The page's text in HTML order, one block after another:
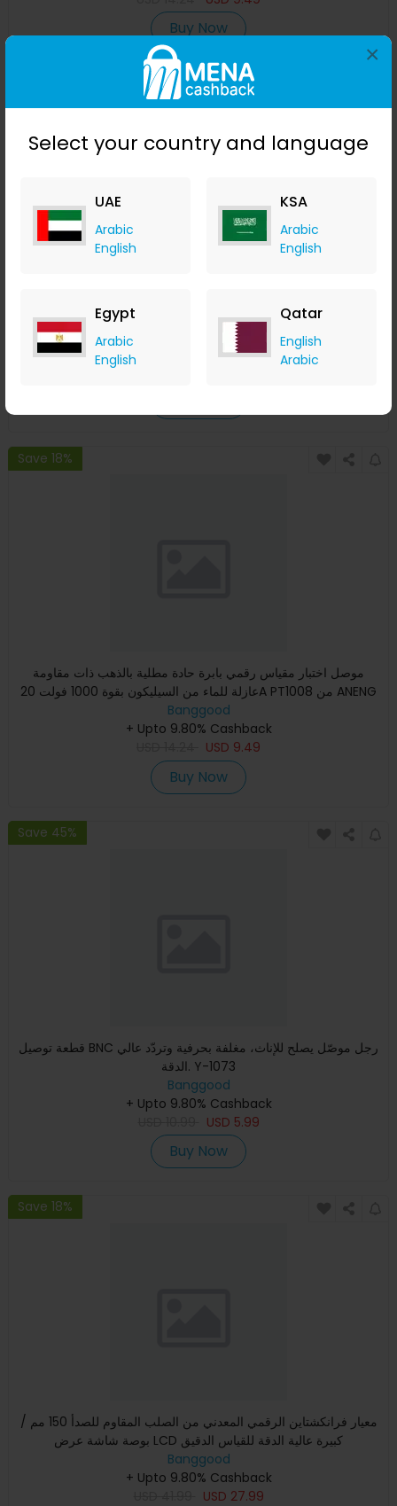
Select your country and language
UAE
Arabic
English
KSA
Arabic
English
Egypt
Arabic
English
Qatar
English
Arabic
×
Buy Now
أفقية وعمودية بزاوية 360 درجة مع نصف بطارية للاستخدام الخا
+ Upto 9.80% Cashback
Save 18%
موصل اختبار مقياس رقمي بابرة حادة مطلية بالذهب ذات مقاومة
عازلة للماء من السيليكون بقوة 1000 فولت 20A PT1008 من ANENG
بأ
Banggood
+ Upto 9.80% Cashback
USD 9.49
Buy Now
Save 45%
قطعة توصيل BNC رجل موصّل يصلح للإناث، مغلفة بحرفية وتردّد عالي
الدقة. Y-1073
Banggood
+ Upto 9.80% Cashback
USD 5.99
Buy Now
Save 18%
معيار فرانكشتاين الرقمي المعدني من الصلب المقاوم للصدأ 150 مم /
بوصة شاشة عرض LCD كبيرة عالية الدقة للقياس الدقيق
Banggood
+ Upto 9.80% Cashback
USD 27.99